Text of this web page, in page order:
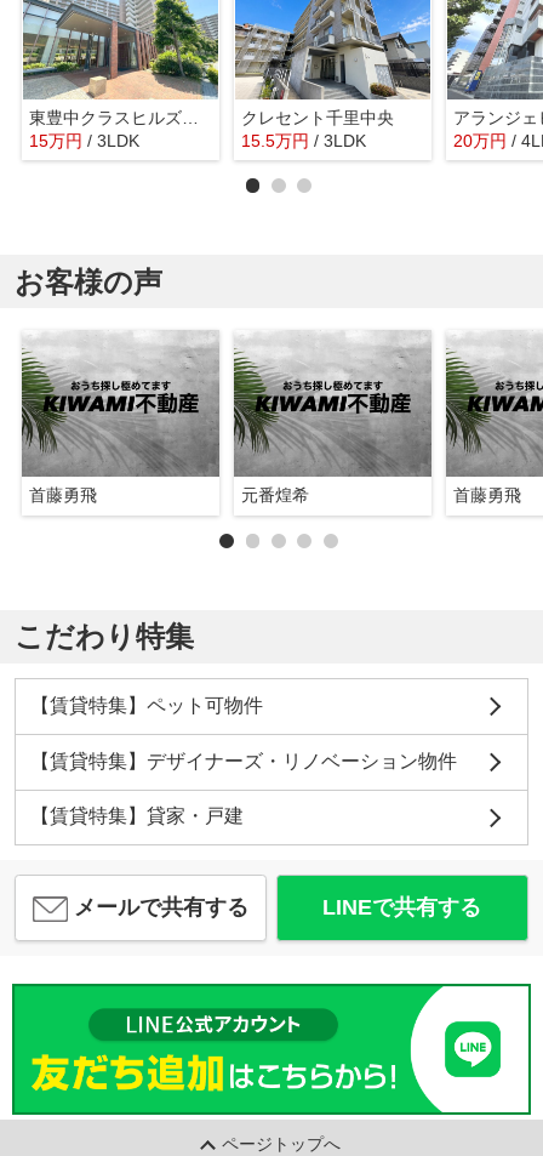
東豊中クラスヒルズブライトヒル
15万円 / 3LDK
クレセント千里中央
15.5万円 / 3LDK 20万円 /
お客様の声
首藤勇飛 元番煌希 首藤勇飛
こだわり特集
【賃貸特集】ペット可物件
【賃貸特集】デザイナーズ・リノベーション物件
【賃貸特集】貸家・戸建
メールで共有する LINEで共有する
ページトップへ